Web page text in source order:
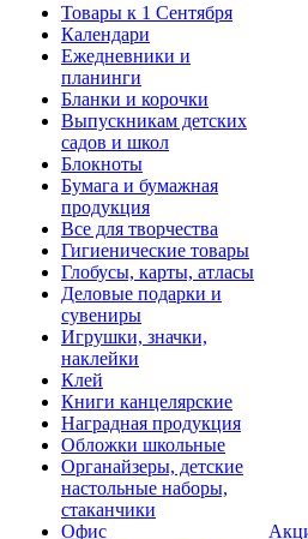
Товары к 1 Сентября
Календари
Ежедневники и
планинги
Бланки и корочки
Выпускникам детских
садов и школ
Блокноты
Бумага и бумажная
продукция
Все для творчества
Гигиенические товары
Глобусы, карты, атласы
Деловые подарки и
сувениры
Игрушки, значки,
наклейки
Клей
Книги канцелярские
Наградная продукция
Обложки школьные
Органайзеры, детские
настольные наборы,
стаканчики
Офис